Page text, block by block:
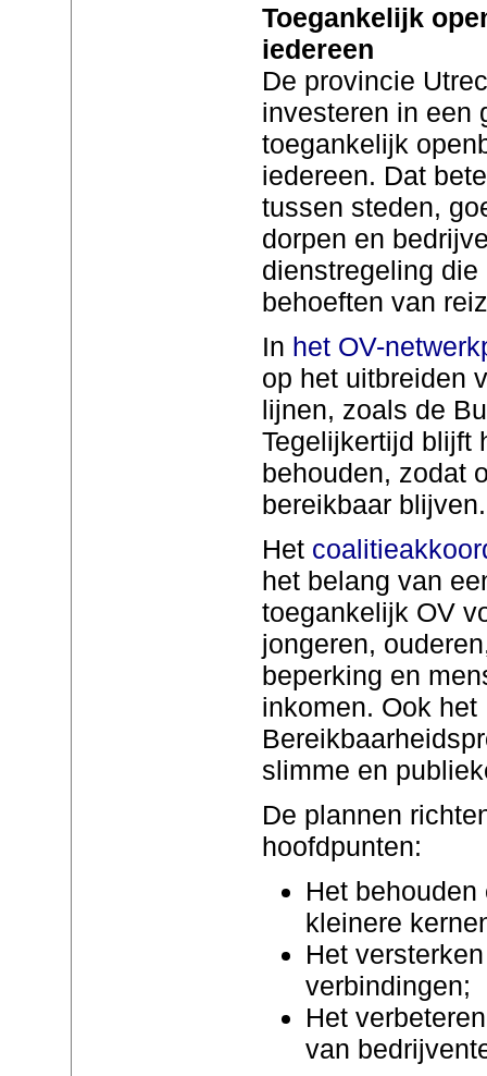
Toegankelijk
iedereen
De provincie
investeren in een
toegankelijk
iedereen. Dat
tussen steden,
dorpen en
dienstregeling
behoeften van
In het OV-
op het uitbreiden
lijnen, zoals de
Tegelijkertijd blijft
behouden, zodat
bereikbaar blijven.
Het
het belang van
toegankelijk OV
jongeren,
beperking en
inkomen. Ook het
slimme en
De plannen
hoofdpunten:
Het
kleinere
Het
verbindingen;
Het
van